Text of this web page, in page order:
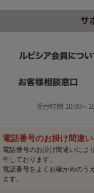
受付時間 10:00～
電話番号のお掛け間違
電話番号のお掛け間違いによ
生しております。
電話番号をよくお確かめのう
ます。